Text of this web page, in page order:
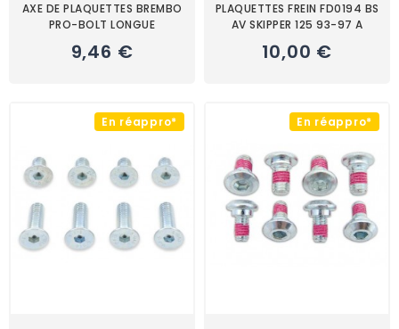
AXE DE PLAQUETTES BREMBO
PRO-BOLT LONGUE
9,46 €
PLAQUETTES FREIN FD0194 BS
AV SKIPPER 125 93-97 A
10,00 €
En réappro* En réappro*